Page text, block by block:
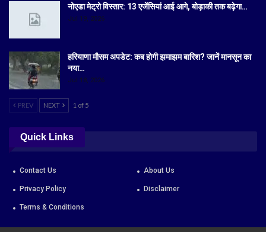
नोएडा मेट्रो विस्तार: 13 एजेंसियां आई आगे, बोड़ाकी तक बढ़ेगा…
Jul 19, 2026
हरियाणा मौसम अपडेट: कब होगी झमाझम बारिश? जानें मानसून का
नया…
Jul 18, 2026
PREV NEXT 1 of 5
Quick Links
Contact Us About Us
Privacy Policy Disclaimer
Terms & Conditions